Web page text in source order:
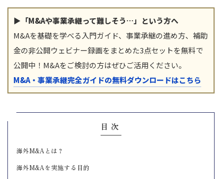
▶「M&Aや事業承継って難しそう…」という方へ
M&Aを基礎を学べる入門ガイド、事業承継の進め方、補助
金の非公開ウェビナー録画をまとめた3点セットを無料で
公開中！M&Aをご検討の方はぜひご活用ください。
M&A・事業承継完全ガイドの無料ダウンロードはこちら
目次
海外M&Aとは？
海外M&Aを実施する目的